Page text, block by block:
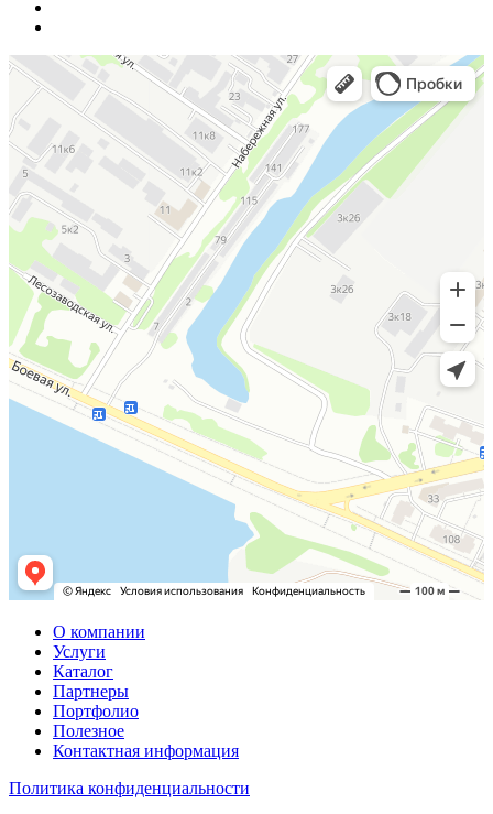
О компании
Услуги
Каталог
Партнеры
Портфолио
Полезное
Контактная информация
Политика конфиденциальности